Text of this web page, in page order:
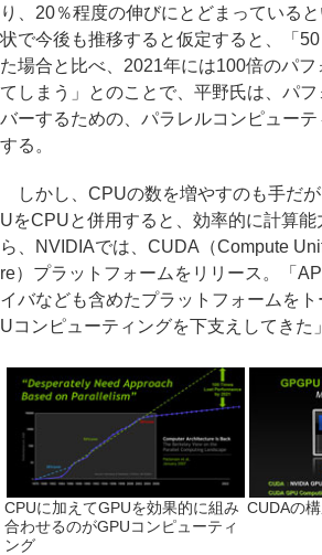
り、20％程度の伸びにとどまっている
状で今後も推移すると仮定すると、「
た場合と比べ、2021年には100倍のパ
てしまう」とのことで、平野氏は、パ
バーするための、パラレルコンピュー
する。
しかし、CPUの数を増やすのも手だ
UをCPUと併用すると、効率的に計算
ら、NVIDIAでは、CUDA（Compute
re）プラットフォームをリリース。「
イバなども含めたプラットフォームを
Uコンピューティングを下支えしてきた
CPUに加えてGPUを効果的に組み
合わせるのがGPUコンピューティ
ング
CUDAの